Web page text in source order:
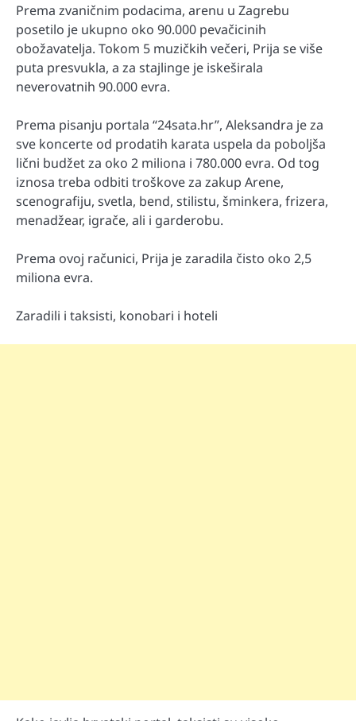
Prema zvaničnim podacima, arenu u Zagrebu
posetilo je ukupno oko 90.000 pevačicinih
obožavatelja. Tokom 5 muzičkih večeri, Prija se više
puta presvukla, a za stajlinge je iskeširala
neverovatnih 90.000 evra.
Prema pisanju portala “24sata.hr”, Aleksandra je za
sve koncerte od prodatih karata uspela da poboljša
lični budžet za oko 2 miliona i 780.000 evra. Od tog
iznosa treba odbiti troškove za zakup Arene,
scenografiju, svetla, bend, stilistu, šminkera, frizera,
menadžear, igrače, ali i garderobu.
Prema ovoj računici, Prija je zaradila čisto oko 2,5
miliona evra.
Zaradili i taksisti, konobari i hoteli